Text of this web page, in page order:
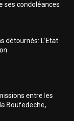
ses condoléances
détournés: L’Etat
entre les
Boufedeche,